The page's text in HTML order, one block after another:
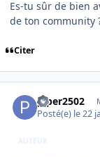
Es-tu sûr de bien
de ton community
Citer
piper2502
Posté(e) le 22
AUTEUR